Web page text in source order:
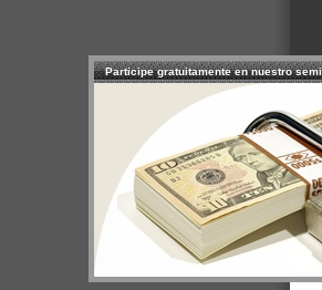
>
Participe gratuitamente en nuestro